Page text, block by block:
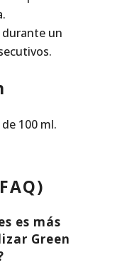
un
de 100 ml.
es más
Green